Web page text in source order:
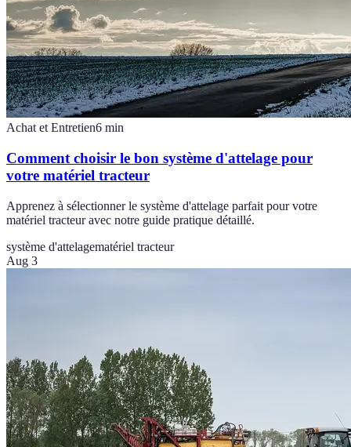
Achat et Entretien6 min
Comment choisir le bon système d'attelage pour
votre matériel tracteur
Apprenez à sélectionner le système d'attelage parfait pour votre
matériel tracteur avec notre guide pratique détaillé.
système d'attelagematériel tracteur
Aug 3